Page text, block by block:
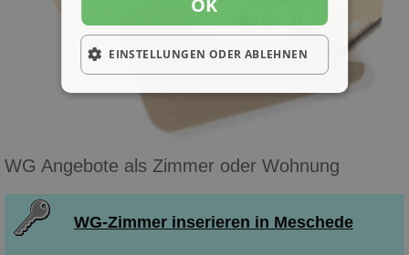
WG Angebote als Zimmer oder Wohnung
WG-Zimmer inserieren in Meschede
OK
EINSTELLUNGEN ODER ABLEHNEN